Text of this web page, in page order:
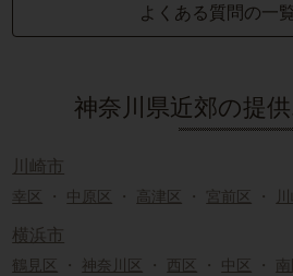
よくある質問の一
神奈川県近郊の提
川崎市
幸区 ・ 中原区 ・ 高津区 ・ 宮前区 ・
横浜市
鶴見区 ・ 神奈川区 ・ 西区 ・ 中区 ・